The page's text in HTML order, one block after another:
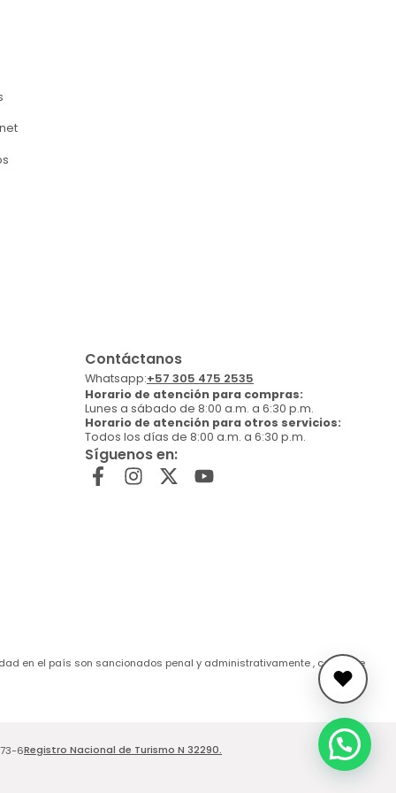
Contáctanos
Whatsapp:+57 305 475 2535
Horario de atención para compras:
Lunes a sábado de 8:00 a.m. a 6:30 p.m.
Horario de atención para otros servicios:
Todos los días de 8:00 a.m. a 6:30 p.m.
Síguenos en:
en el país son sancionados penal y administrativamente , conforme
6Registro Nacional de Turismo N 32290.